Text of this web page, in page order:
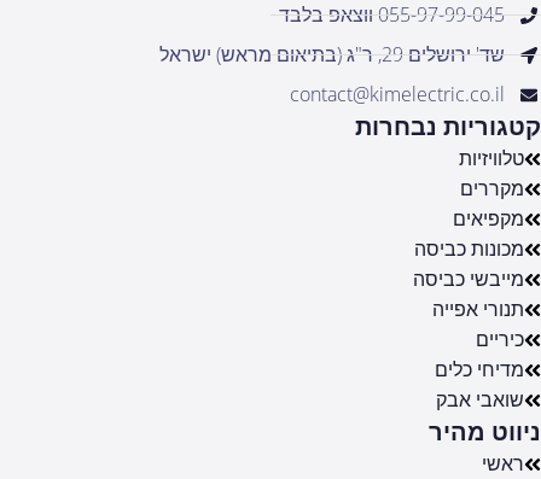
055-97-99-045 ווצאפ בלבד
שד' ירושלים 29, ר"ג (בתיאום מראש) ישראל
contact@kimelectric.co.il
קטגוריות נבחרות
טלוויזיות
מקררים
מקפיאים
מכונות כביסה
מייבשי כביסה
תנורי אפייה
כיריים
מדיחי כלים
שואבי אבק
ניווט מהיר
ראשי